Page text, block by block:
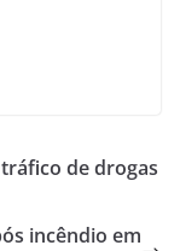
de drogas
incêndio em